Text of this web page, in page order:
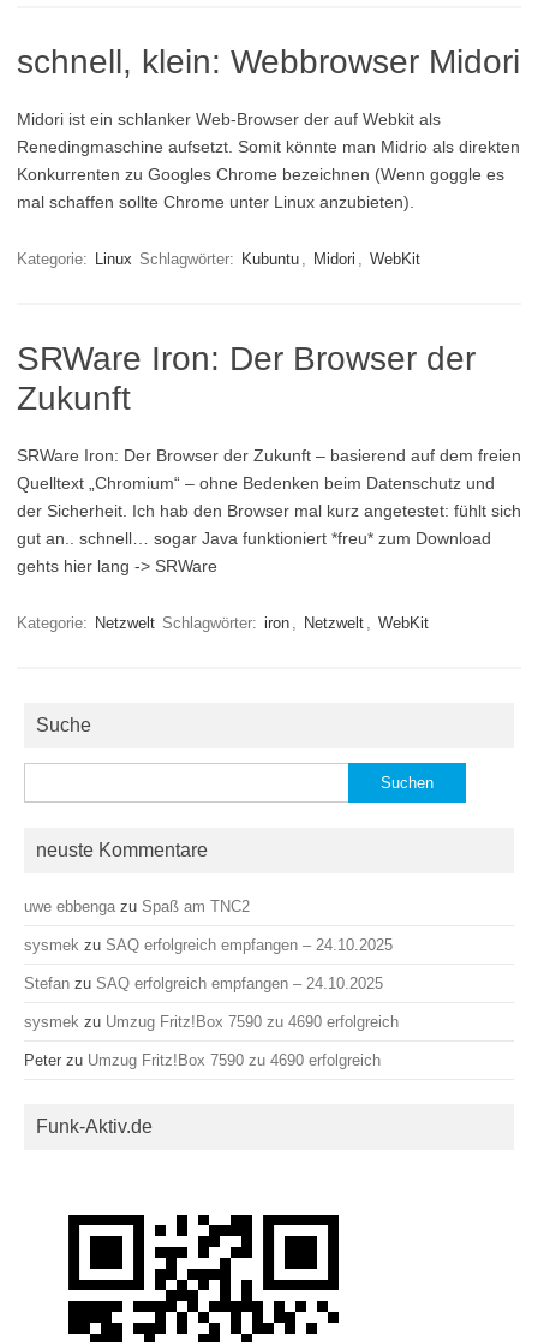
schnell, klein: Webbrowser Midori
Midori ist ein schlanker Web-Browser der auf Webkit als
Renedingmaschine aufsetzt. Somit könnte man Midrio als direkten
Konkurrenten zu Googles Chrome bezeichnen (Wenn goggle es
mal schaffen sollte Chrome unter Linux anzubieten).
Kategorie: Linux Schlagwörter: Kubuntu , Midori , WebKit
SRWare Iron: Der Browser der
Zukunft
SRWare Iron: Der Browser der Zukunft – basierend auf dem freien
Quelltext „Chromium“ – ohne Bedenken beim Datenschutz und
der Sicherheit. Ich hab den Browser mal kurz angetestet: fühlt sich
gut an.. schnell… sogar Java funktioniert *freu* zum Download
gehts hier lang -> SRWare
Kategorie: Netzwelt Schlagwörter: iron , Netzwelt , WebKit
Suche
nach:
neuste Kommentare
uwe ebbenga zu Spaß am TNC2
sysmek zu SAQ erfolgreich empfangen – 24.10.2025
Stefan zu SAQ erfolgreich empfangen – 24.10.2025
sysmek zu Umzug Fritz!Box 7590 zu 4690 erfolgreich
Peter zu Umzug Fritz!Box 7590 zu 4690 erfolgreich
Funk-Aktiv.de